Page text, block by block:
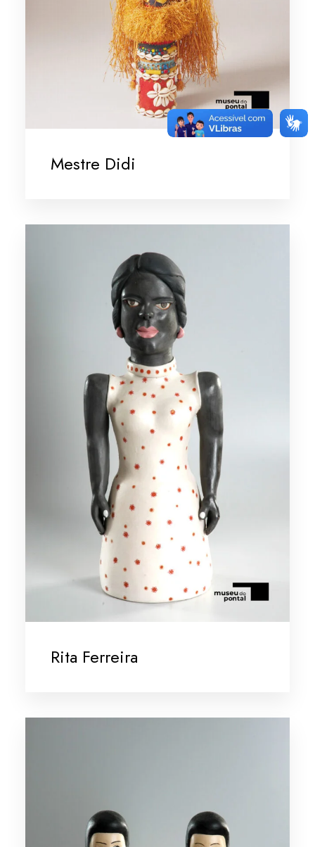
Mestre Didi
Rita Ferreira